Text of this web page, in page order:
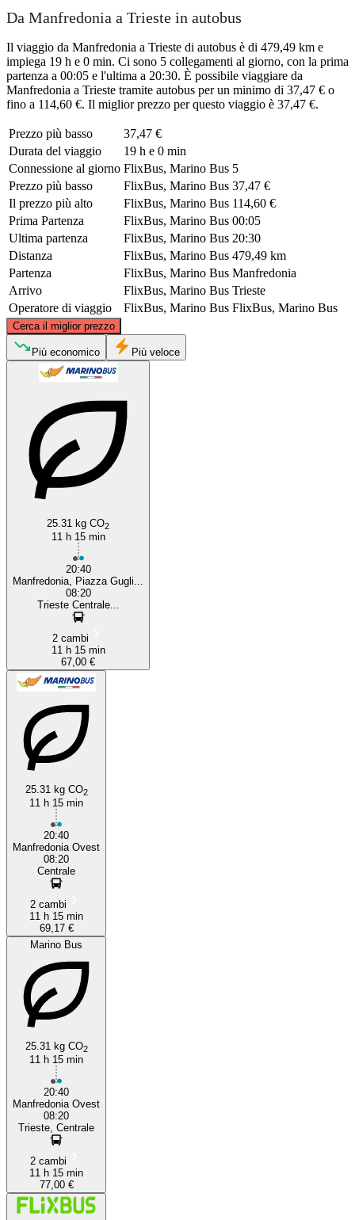
Da Manfredonia a Trieste in autobus
Il viaggio da Manfredonia a Trieste di autobus è di 479,49 km e
impiega 19 h e 0 min. Ci sono 5 collegamenti al giorno, con la prima
partenza a 00:05 e l'ultima a 20:30. È possibile viaggiare da
Manfredonia a Trieste tramite autobus per un minimo di 37,47 € o
fino a 114,60 €. Il miglior prezzo per questo viaggio è 37,47 €.
Prezzo più basso
37,47 €
Durata del viaggio
19 h e 0 min
Connessione al giorno FlixBus, Marino Bus 5
Prezzo più basso
FlixBus, Marino Bus 37,47 €
Il prezzo più alto
FlixBus, Marino Bus 114,60 €
Prima Partenza
FlixBus, Marino Bus 00:05
Ultima partenza
FlixBus, Marino Bus 20:30
Distanza
FlixBus, Marino Bus 479,49 km
Partenza
FlixBus, Marino Bus Manfredonia
Arrivo
FlixBus, Marino Bus Trieste
Operatore di viaggio
FlixBus, Marino Bus FlixBus, Marino Bus
Cerca il miglior prezzo
Trieste
©CARTO, © OpenStreetMap contributors
Più economico Più veloce
25.31 kg CO2
11 h 15 min
20:40
Manfredonia, Piazza Gugli...
08:20
Trieste Centrale...
2 cambi
11 h 15 min
67,00 €
25.31 kg CO2
11 h 15 min
20:40
Manfredonia Ovest
08:20
Centrale
2 cambi
11 h 15 min
69,17 €
Marino Bus
25.31 kg CO2
11 h 15 min
20:40
Manfredonia Ovest
08:20
Trieste, Centrale
2 cambi
11 h 15 min
77,00 €